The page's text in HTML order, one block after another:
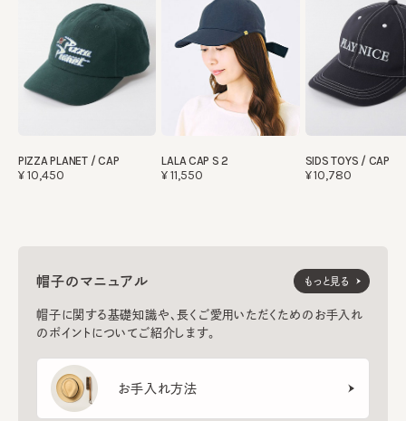
PIZZA PLANET / CAP
¥10,450
LALA CAP S 2
¥11,550
SIDS TOYS / CAP
¥10,780
帽子のマニュアル
帽子に関する基礎知識や、長くご愛用いただくためのお手入れ
のポイントについてご紹介します。
お手入れ方法
もっと見る